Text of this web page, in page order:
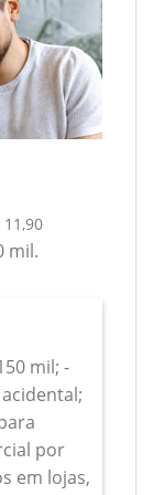
mil.
mil; -
por
em lojas,